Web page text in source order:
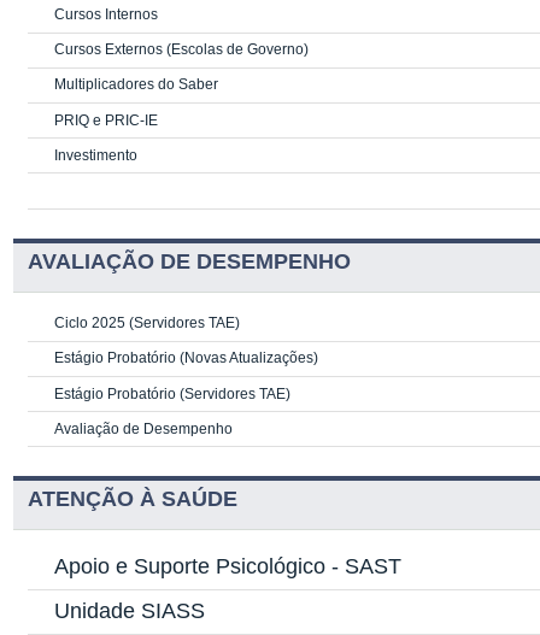
Cursos Internos
Cursos Externos (Escolas de Governo)
Multiplicadores do Saber
PRIQ e PRIC-IE
Investimento
AVALIAÇÃO DE DESEMPENHO
Ciclo 2025 (Servidores TAE)
Estágio Probatório (Novas Atualizações)
Estágio Probatório (Servidores TAE)
Avaliação de Desempenho
ATENÇÃO À SAÚDE
Apoio e Suporte Psicológico - SAST
Unidade SIASS